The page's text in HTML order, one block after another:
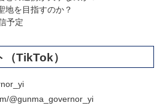
地を目指すのか？
予定
TikTok）
@gunma_governor_yi